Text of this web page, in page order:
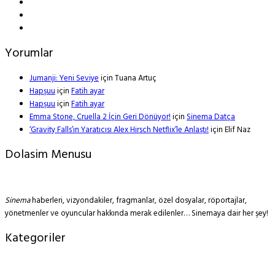
Yorumlar
Jumanji: Yeni SeviyeiçinTuana Artuç
HapşuuiçinFatih ayar
HapşuuiçinFatih ayar
Emma Stone, Cruella 2 İçin Geri Dönüyor!içinSinema Datça
‘Gravity Falls’ın Yaratıcısı Alex Hirsch Netflix’le Anlaştı!içinElif Naz
Dolasim Menusu
Sinemahaberleri, vizyondakiler, fragmanlar, özel dosyalar, röportajlar,
yönetmenler ve oyuncular hakkında merak edilenler… Sinemaya dair her şey!
Kategoriler